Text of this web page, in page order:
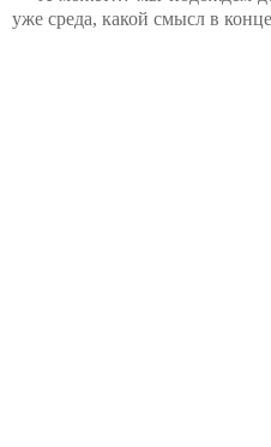
уже среда, какой смысл в